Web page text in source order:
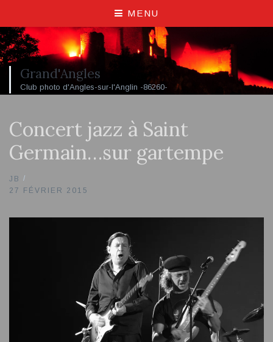
MENU
Grand'Angles
Club photo d'Angles-sur-l'Anglin -86260-
Concert jazz à Saint
Germain…sur gartempe
JB
27 FÉVRIER 2015